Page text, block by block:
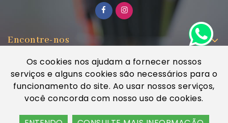
Os cookies nos ajudam a fornecer nossos
serviços e alguns cookies são necessários para o
funcionamento do site. Ao usar nossos serviços,
você concorda com nosso uso de cookies.
Encontre-nos
Informações
Minha conta